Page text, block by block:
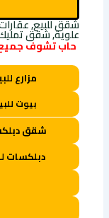
شقق للبيع,
علوية, شقق
حاب تشوف جميع
مزارع
بيوت
شقق
دبلكسات